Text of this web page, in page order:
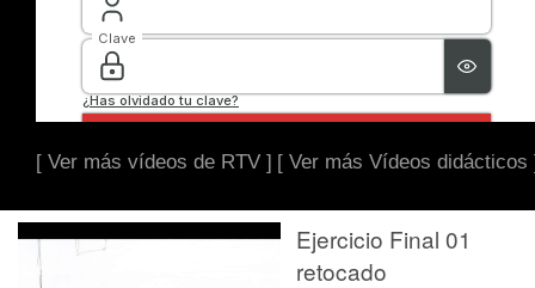
[ Ver más vídeos de RTV ] [ Ver más Vídeos didácticos
Ejercicio Final 01
retocado